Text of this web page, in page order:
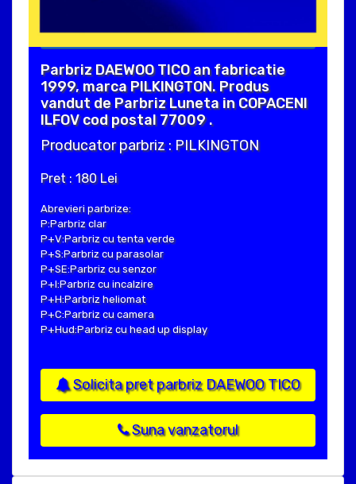
Parbriz DAEWOO TICO an fabricatie
1999, marca PILKINGTON. Produs
vandut de Parbriz Luneta in COPACENI
ILFOV cod postal 77009 .
Producator parbriz : PILKINGTON
Pret : 180 Lei
Abrevieri parbrize:
P:Parbriz clar
P+V:Parbriz cu tenta verde
P+S:Parbriz cu parasolar
P+SE:Parbriz cu senzor
P+I:Parbriz cu incalzire
P+H:Parbriz heliomat
P+C:Parbriz cu camera
P+Hud:Parbriz cu head up display
Solicita pret parbriz DAEWOO TICO
Suna vanzatorul